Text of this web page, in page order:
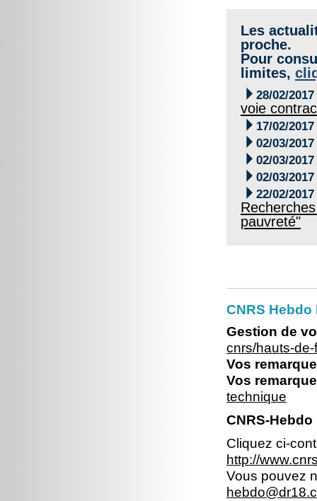
Les
proche.
Pour
limites,
 28/02/2017
voie
 17/02/2017
 02/03/2017
 02/03/2017
 02/03/2017
 22/02/2017
pauvreté"
CNRS
Gestion de
cnrs/hauts-
Vos
Vos
technique
CNRS-
Cliquez ci-
http://
Vous pouvez